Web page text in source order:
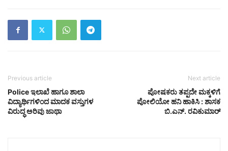
Previous article
Police ಇಲಾಖೆ ಹಾಗೂ ಶಾಲಾ
ವಿದ್ಯಾರ್ಥಿಗಳಿಂದ ಮಾದಕ ವಸ್ತುಗಳ
ವಿರುದ್ಧ ಅರಿವು ಜಾಥಾ
Next article
ಪೋಷಕರು ತಪ್ಪದೇ ಮಕ್ಕಳಿಗೆ
ಪೋಲಿಯೋ ಹನಿ ಹಾಕಿಸಿ : ಶಾಸಕ
ಬಿ.ಎನ್. ರವಿಕುಮಾರ್